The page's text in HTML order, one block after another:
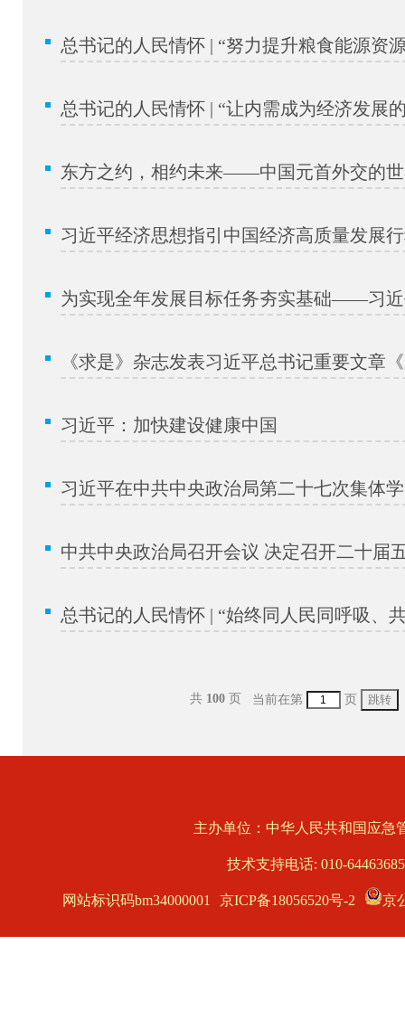
总书记的人民情怀 | “努力提升粮食能源资
总书记的人民情怀 | “让内需成为经济发展
东方之约，相约未来——中国元首外交的
习近平经济思想指引中国经济高质量发展
为实现全年发展目标任务夯实基础——习近
《求是》杂志发表习近平总书记重要文章
习近平：加快建设健康中国
习近平在中共中央政治局第二十七次集
中共中央政治局召开会议 决定召开二十届
总书记的人民情怀 | “始终同人民同呼吸、
共 100 页 当前在第 页
主办单位：中华人民共和国应急
技术支持电话: 010-64463685
网站标识码bm34000001 京ICP备18056520号-2 京